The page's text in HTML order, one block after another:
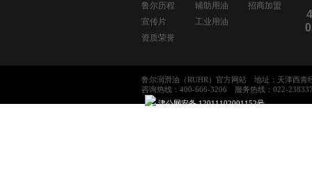
鲁尔历程
宣传片
资质荣誉
辅助用油
工业用油
招商加盟
鲁尔润滑油（RUHR）官方网站 地址：天津西
咨询热线：400-666-3206 服务热线：022-
津公网安备 12011102001152号